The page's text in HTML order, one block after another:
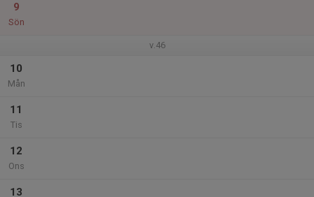
9
Sön
v.46
10
Mån
11
Tis
12
Ons
13